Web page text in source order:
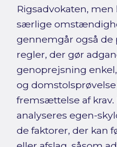
Rigsadvokaten,
særlige
gennemgår også de
regler, der gør
genoprejsning
og
fremsættelse af krav.
analyseres egen-
de faktorer, der kan